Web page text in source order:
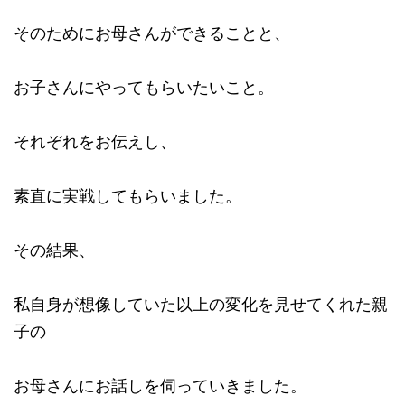
そのためにお母さんができることと、
お子さんにやってもらいたいこと。
それぞれをお伝えし、
素直に実戦してもらいました。
その結果、
私自身が想像していた以上の変化を見せてくれた親
子の
お母さんにお話しを伺っていきました。